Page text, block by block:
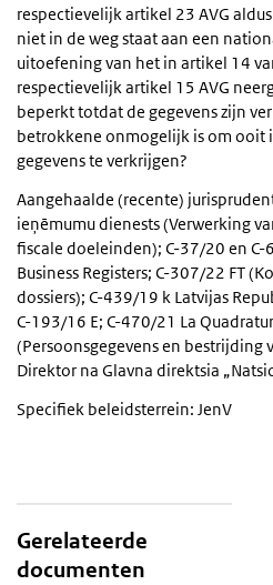
respectievelijk artikel 23 AVG
niet in de weg staat aan een
uitoefening van het in artikel 14
respectievelijk artikel 15 AVG
beperkt totdat de gegevens zijn
betrokkene onmogelijk is om ooit
gegevens te verkrijgen?
Aangehaalde (recente)
ieņēmumu dienests (Verwerking
fiscale doeleinden); C-37/20 en
Business Registers; C-307/22 FT
dossiers); C-439/19 k Latvijas
C-193/16 E; C-470/21 La
(Persoonsgegevens en bestrijding
Direktor na Glavna direktsia
Specifiek beleidsterrein: JenV
Gerelateerde
documenten